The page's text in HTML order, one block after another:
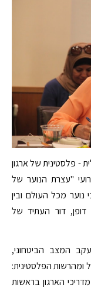
- פלסטינית של ארגון
"עצרת הנוער של
מכל העולם ובין
דופן, דור העתיד של
המצב הביטחוני,
נוער בגילאי 16- 15 מישראל ומהרשות הפלסטינית:
הארגון בראשות